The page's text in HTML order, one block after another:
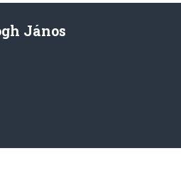
János